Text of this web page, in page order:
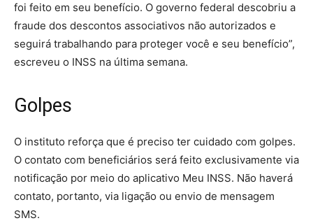
foi feito em seu benefício. O governo federal descobriu a
fraude dos descontos associativos não autorizados e
seguirá trabalhando para proteger você e seu benefício”,
escreveu o INSS na última semana.
Golpes
O instituto reforça que é preciso ter cuidado com golpes.
O contato com beneficiários será feito exclusivamente via
notificação por meio do aplicativo Meu INSS. Não haverá
contato, portanto, via ligação ou envio de mensagem
SMS.